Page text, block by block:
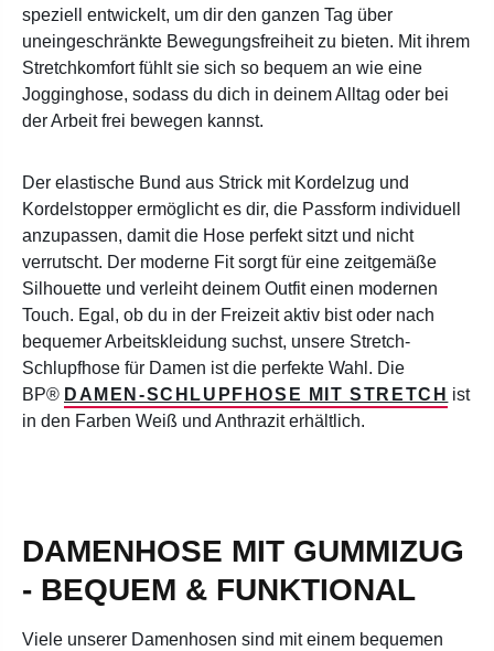
speziell entwickelt, um dir den ganzen Tag über
uneingeschränkte Bewegungsfreiheit zu bieten. Mit ihrem
Stretchkomfort fühlt sie sich so bequem an wie eine
Jogginghose, sodass du dich in deinem Alltag oder bei
der Arbeit frei bewegen kannst.
Der elastische Bund aus Strick mit Kordelzug und
Kordelstopper ermöglicht es dir, die Passform individuell
anzupassen, damit die Hose perfekt sitzt und nicht
verrutscht. Der moderne Fit sorgt für eine zeitgemäße
Silhouette und verleiht deinem Outfit einen modernen
Touch. Egal, ob du in der Freizeit aktiv bist oder nach
bequemer Arbeitskleidung suchst, unsere Stretch-
Schlupfhose für Damen ist die perfekte Wahl. Die
BP® DAMEN-SCHLUPFHOSE MIT STRETCH ist
in den Farben Weiß und Anthrazit erhältlich.
DAMENHOSE MIT GUMMIZUG
- BEQUEM & FUNKTIONAL
Viele unserer Damenhosen sind mit einem bequemen